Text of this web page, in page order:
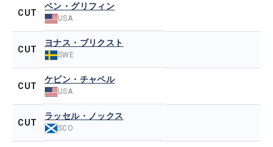
CUT
ベン・グリフィン
USA
CUT
ヨナス・ブリクスト
SWE
CUT
ケビン・チャペル
USA
CUT
ラッセル・ノックス
SCO